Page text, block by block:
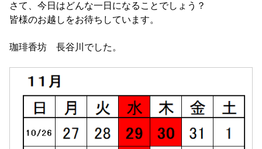
さて、今日はどんな一日になることでしょう？
皆様のお越しをお待ちしています。
珈琲香坊 長谷川でした。